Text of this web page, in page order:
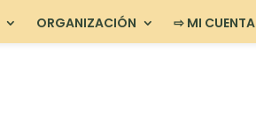
ORGANIZACIÓN ⇨ MI CUENTA